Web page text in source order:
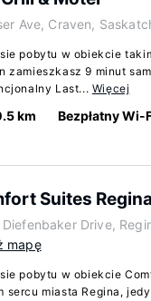
Ave, Craven,
pobytu w obiekcie
zamieszkasz 9 minut
Last... Więcej
km Bezpłatny Wi-
Suites Regina
Drive,
mapę
pobytu w obiekcie
sercu miasta Regina,